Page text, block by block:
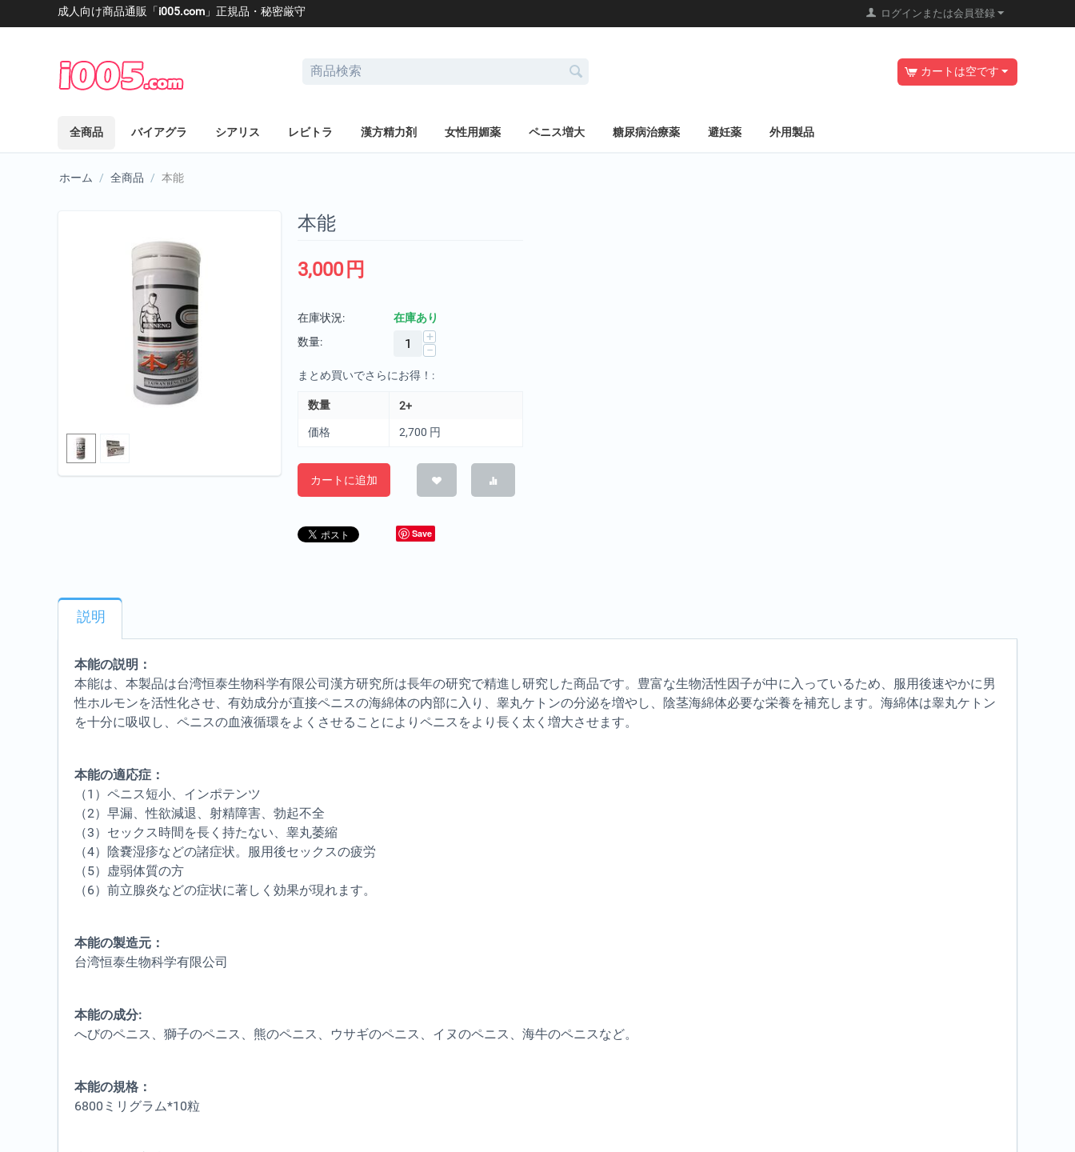
成人向け商品通販「i005.com 」正規品・秘密厳守 ログインまたは会員登録
カートは空です
全商品 バイアグラ シアリス レビトラ 漢方精力剤 女性用媚薬 ペニス増大 糖尿病治療薬 避妊薬 外用製品
ホーム / 全商品 / 本能
本能
3,000 円
在庫状況:
在庫あり
数量:
+
−
まとめ買いでさらにお得！:
数量 2+
価格 2,700 円
カートに追加
Save
説明
本能の説明：
本能は、本製品は台湾恒泰生物科学有限公司漢方研究所は長年の研究で精進し研究した商品です。豊富な生物活性因子が中に入っているため、服用後速やかに男
性ホルモンを活性化させ、有効成分が直接ペニスの海綿体の内部に入り、睾丸ケトンの分泌を増やし、陰茎海綿体必要な栄養を補充します。海綿体は睾丸ケトン
を十分に吸収し、ペニスの血液循環をよくさせることによりペニスをより長く太く増大させます。
本能の適応症：
（1）ペニス短小、インポテンツ
（2）早漏、性欲減退、射精障害、勃起不全
（3）セックス時間を長く持たない、睾丸萎縮
（4）陰嚢湿疹などの諸症状。服用後セックスの疲労
（5）虚弱体質の方
（6）前立腺炎などの症状に著しく効果が現れます。
本能の製造元：
台湾恒泰生物科学有限公司
本能の成分:
へびのペニス、獅子のペニス、熊のペニス、ウサギのペニス、イヌのペニス、海牛のペニスなど。
本能の規格：
6800ミリグラム*10粒